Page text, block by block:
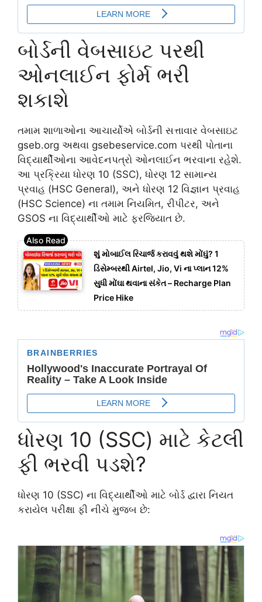
બોર્ડની વેબસાઇટ પરથી
ઓનલાઈન ફોર્મ ભરી
શકાશે
તમામ શાળાઓના આચાર્યોએ બોર્ડની સત્તાવાર વેબસાઇટ
gseb.org અથવા gsebeservice.com પરથી પોતાના
વિદ્યાર્થીઓના આવેદનપત્રો ઓનલાઈન ભરવાના રહેશે.
આ પ્રક્રિયા ધોરણ 10 (SSC), ધોરણ 12 સામાન્ય
પ્રવાહ (HSC General), અને ધોરણ 12 વિજ્ઞાન પ્રવાહ
(HSC Science) ના તમામ નિયમિત, રીપીટર, અને
GSOS ના વિદ્યાર્થીઓ માટે ફરજિયાત છે.
શું મોબાઈલ રિચાર્જ કરાવવું થશે મોંઘું? 1
ડિસેમ્બરથી Airtel, Jio, Vi ના પ્લાન 12%
સુધી મોંઘા થવાના સંકેત – Recharge Plan
Price Hike
ધોરણ 10 (SSC) માટે કેટલી
ફી ભરવી પડશે?
ધોરણ 10 (SSC) ના વિદ્યાર્થીઓ માટે બોર્ડ દ્વારા નિયત
કરાયેલ પરીક્ષા ફી નીચે મુજબ છે: